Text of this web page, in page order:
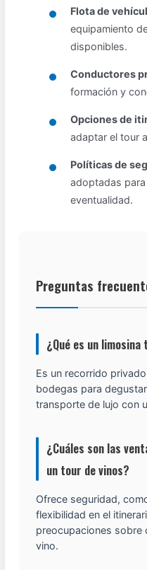
Flota de
equipamiento
disponibles.
Conductores
formación y
Opciones de
adaptar el tour
Políticas de
adoptadas
eventualidad.
Preguntas
¿Qué es un
Es un recorrido
bodegas para
transporte de lujo con
¿Cuáles son las
un tour de vinos?
Ofrece seguridad,
flexibilidad en el
preocupaciones sobre
vino.